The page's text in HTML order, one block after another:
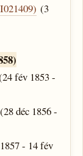
(3
fév 1853 -
(28 déc 1856 -
- 14 fév